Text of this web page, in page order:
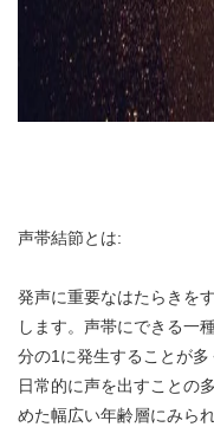
声帯結節とは:
発声に重要なはたらきを
します。声帯にできる一
分の1に発生することが多
日常的に声を出すことの
めた幅広い年齢層にみら